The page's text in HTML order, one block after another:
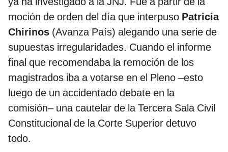
moción de orden del día que interpuso Patricia
Chirinos (Avanza País) alegando una serie de
supuestas irregularidades. Cuando el informe
final que recomendaba la remoción de los
magistrados iba a votarse en el Pleno –esto
luego de un accidentado debate en la
comisión– una cautelar de la Tercera Sala Civil
Constitucional de la Corte Superior detuvo
todo.